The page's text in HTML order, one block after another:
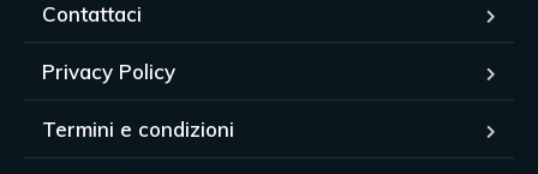
Contattaci
Privacy Policy
Termini e condizioni